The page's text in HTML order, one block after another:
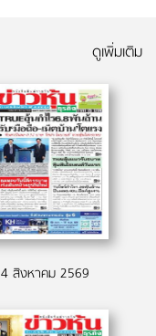
ดูเพิ่มเติม
4 สิงหาคม 2569